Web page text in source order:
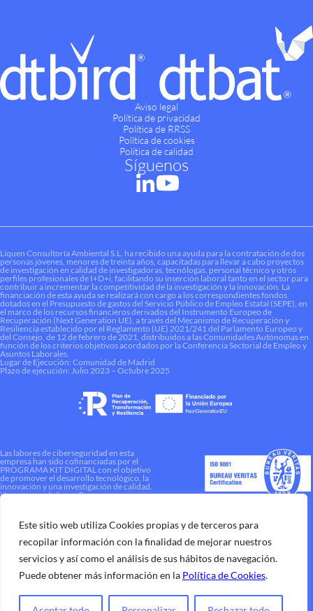
Este sitio web utiliza Cookies propias y de terceros para
recopilar información con la finalidad de mejorar nuestros
servicios y así como el análisis de sus hábitos de navegación.
Puede obtener más información en la Política de Cookies.
Aviso legal
Política de privacidad
Política de RRSS
Política de cookies
Política de calidad
Síguenos
Liquen Consultoría Ambiental S.L. ha recibido una ayuda para la contratación de dos
personas jóvenes, menores de treinta años, capacitadas para llevar a cabo proyectos
de investigación en calidad de investigadoras, tecnólogas, personal técnico y otros
perfiles profesionales de I+D+i, facilitando su inserción laboral tanto en el sector para
contribuir a incrementar la competitividad de la investigación y la innovación. La
financiación de esta ayuda se realizará con cargo a los correspondientes fondos
dotados en el Presupuesto de gastos del Servicio Público de Empleo Estatal (SEPE), en
el marco de los recursos financieros derivados del Instrumento Europeo de
Recuperación (Next Generation UE), a través del Mecanismo de Recuperación y
Resiliencia establecido por el Reglamento (UE) 2021/241 del Parlamento Europeo y
del Consejo, de 12 de febrero de 2021, distribuidos a las Comunidades Autónomas en
función de los criterios objetivos acordados por la Conferencia Sectorial de Empleo y
Asuntos Laborales.
Lugar de Ejecución: Comunidad de Madrid
Plazo de ejecución: Julio 2023 – Octubre 2025
Las labores de ciberseguridad en esta
empresa han sido cofinanciadas por el
PROGRAMA KIT DIGITAL con el objetivo
de promover el desarrollo tecnológico, la
innovación y una investigación de calidad.
Una manera de hacer Europa